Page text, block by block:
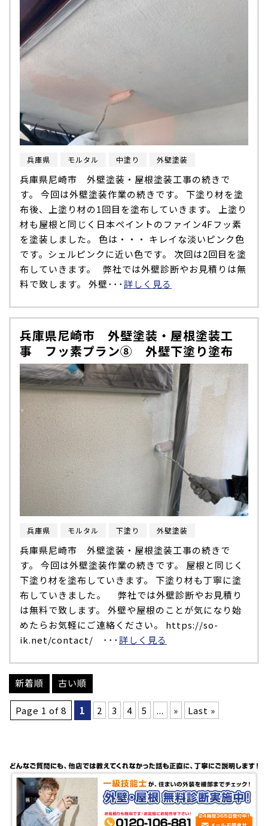
兵庫県 モルタル 中塗り 外壁塗装
兵庫県尼崎市 外壁塗装・屋根塗装工事の続きで
す。 今回は外壁塗装作業の続きです。 下塗り材を塗
布後、上塗り材の1回目を塗布していきます。 上塗り
材も屋根と同じく日本ペイントのファイン4Fフッ素
を塗装しました。 色は・・・ キレイな淡いピンク色
です。シェルピンクに近い色です。 次回は2回目を塗
布していきます。 弊社では外壁診断やお見積りは無
料で致します。 外壁･･･詳しく見る
兵庫県尼崎市 外壁塗装・屋根塗装工
事 フッ素プラン⑧ 外壁下塗り塗布
兵庫県 モルタル 下塗り 外壁塗装
兵庫県尼崎市 外壁塗装・屋根塗装工事の続きで
す。 今回は外壁塗装作業の続きです。 屋根と同じく
下塗り材を塗布していきます。 下塗り材も丁寧に塗
布していきました。 弊社では外壁診断やお見積り
は無料で致します。 外壁や屋根のことが気になり始
めたらお気軽にご連絡ください。 https://so-
ik.net/contact/ ･･･詳しく見る
新着順 古い順
Page 1 of 8 1 2 3 4 5 ... » Last »